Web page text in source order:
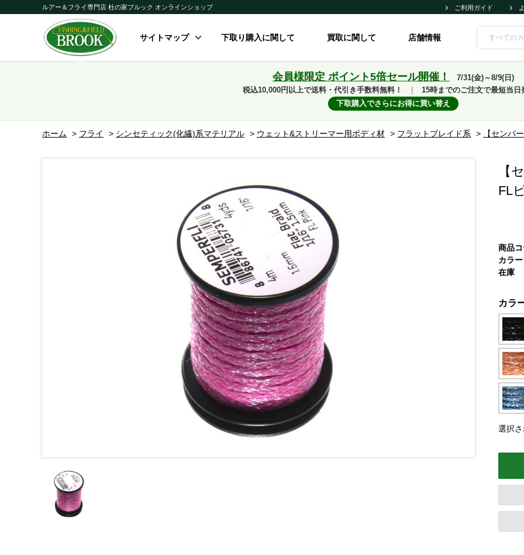
ルアー＆フライ専門店 杜の家ブルック オンラインショップ ご利用ガイド
サイトマップ 下取り購入に関して 買取に関して 店舗情報
会員様限定 ポイント5倍セール開催！
7/31(金)～8/9(日)
税込10,000円以上で送料・代引き手数料無料！
15時までのご注文で最短当日
下取購入でさらにお得に買い替え
ホーム > フライ > シンセティック(化繊)系マテリアル > ウェット&ストリーマー用ボディ材 > フラットブレイド系 > 【センパ
【
FL
商品
カラー
在庫
カラ
選択